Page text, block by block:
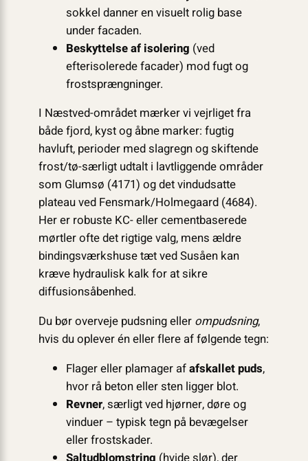
sokkel danner en visuelt rolig base
under facaden.
Beskyttelse af isolering (ved
efterisolerede facader) mod fugt og
frostsprængninger.
I Næstved-området mærker vi vejrliget fra
både fjord, kyst og åbne marker: fugtig
havluft, perioder med slagregn og skiftende
frost/tø-særligt udtalt i lavtliggende områder
som Glumsø (4171) og det vindudsatte
plateau ved Fensmark/Holmegaard (4684).
Her er robuste KC- eller cementbaserede
mørtler ofte det rigtige valg, mens ældre
bindingsværkshuse tæt ved Susåen kan
kræve hydraulisk kalk for at sikre
diffusionsåbenhed.
Du bør overveje pudsning eller ompudsning,
hvis du oplever én eller flere af følgende tegn:
Flager eller plamager afafskallet puds,
hvor rå beton eller sten ligger blot.
Revner, særligt ved hjørner, døre og
vinduer – typisk tegn på bevægelser
eller frostskader.